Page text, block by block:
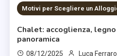
Motivi per Scegliere un
Chalet: accoglienza,
panoramica
08/12/2025 Luca Ferraro